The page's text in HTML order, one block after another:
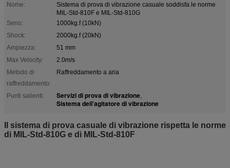
Nome:
Sistema di prova di vibrazione casuale soddisfa le norme
MIL-Std-810F e MIL-Std-810G
Seno:
1000kg.f (10kN)
Shock:
2000kg.f (20kN)
Ampiezza:
51 mm
Max Velocity:
2.0m/s
Metodo di
raffreddamento:
Raffreddamento a aria
Punti salienti: Servizi di prova di vibrazione,
Sistema dell'agitatore di vibrazione
Il sistema di prova casuale di vibrazione rispetta le norme
di MIL-Std-810G e di MIL-Std-810F